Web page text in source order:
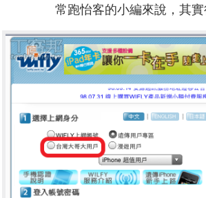
常跑怡客的小編來說，其實